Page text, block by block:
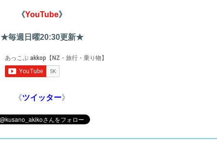
《YouTube》
★毎週日曜20:30更新★
《ツイッター》